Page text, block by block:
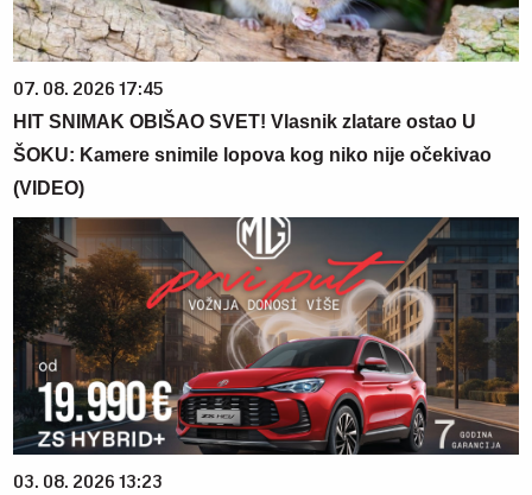
07. 08. 2026 17:45
HIT SNIMAK OBIŠAO SVET! Vlasnik zlatare ostao U
ŠOKU: Kamere snimile lopova kog niko nije očekivao
(VIDEO)
03. 08. 2026 13:23